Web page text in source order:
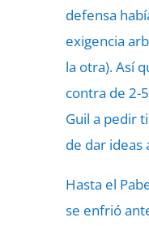
defensa
exigencia
la otra). Así
contra de 2-
Guil a pedir
de dar ideas
Hasta el
se enfrió